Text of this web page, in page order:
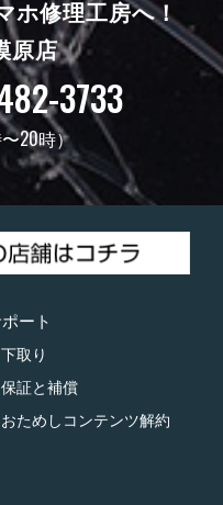
ホ修理工房へ！
原店
3733
20時）
ート
下取り
保証と補償
おためしコンテンツ解約